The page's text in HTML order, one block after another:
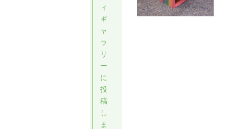
ィ
ギ
ャ
ラ
リ
ー
に
投
稿
し
ま